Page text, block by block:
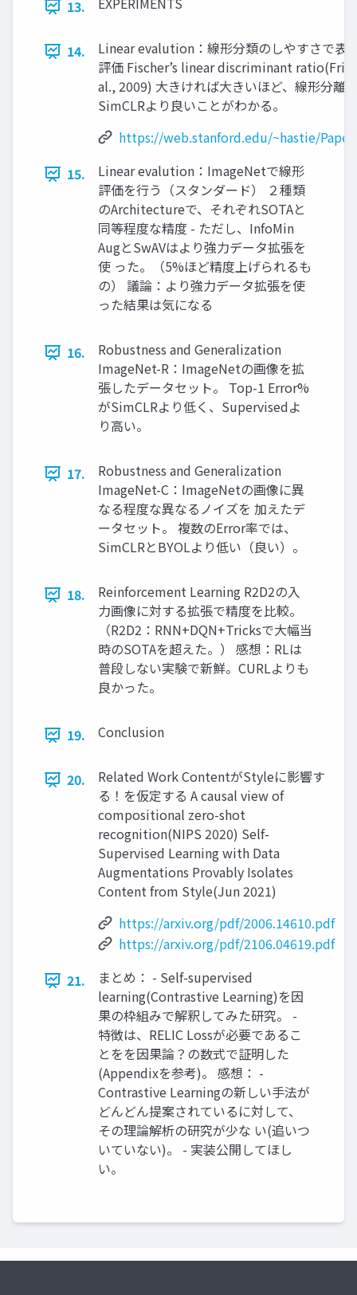
13.
14.
Linear evalution：線形分類のしやすさで表
評価 Fischer’s linear discriminant
al., 2009) 大きければ大きいほど、線形分離
SimCLRより良いことがわかる。
https://web.stanford.edu/~hastie/
15.
Linear evalution：ImageNetで線形
評価を行う（スタンダード） ２種類
のArchitectureで、それぞれSOTAと
同等程度な精度 - ただし、InfoMin
AugとSwAVはより強力データ拡張を
使 った。（5%ほど精度上げられるも
の） 議論：より強力データ拡張を使
った結果は気になる
16.
Robustness and Generalization
ImageNet-R：ImageNetの画像を拡
張したデータセット。 Top-1 Error%
がSimCLRより低く、Supervisedよ
り高い。
17.
Robustness and Generalization
ImageNet-C：ImageNetの画像に異
なる程度な異なるノイズを 加えたデ
ータセット。 複数のError率では、
SimCLRとBYOLより低い（良い）。
18.
Reinforcement Learning R2D2の入
力画像に対する拡張で精度を比較。
（R2D2：RNN+DQN+Tricksで大幅当
時のSOTAを超えた。） 感想：RLは
普段しない実験で新鮮。CURLよりも
良かった。
19. Conclusion
20.
Related Work ContentがStyleに影響す
る！を仮定する A causal view of
compositional zero-shot
recognition(NIPS 2020) Self-
Supervised Learning with Data
Augmentations Provably Isolates
Content from Style(Jun 2021)
https://arxiv.org/pdf/2006.14610.pdf
https://arxiv.org/pdf/2106.04619.pdf
21.
まとめ： - Self-supervised
learning(Contrastive Learning)を因
果の枠組みで解釈してみた研究。 -
特徴は、RELIC Lossが必要であるこ
とをを因果論？の数式で証明した
(Appendixを参考)。 感想： -
Contrastive Learningの新しい手法が
どんどん提案されているに対して、
その理論解析の研究が少な い(追いつ
いていない)。 - 実装公開してほし
い。